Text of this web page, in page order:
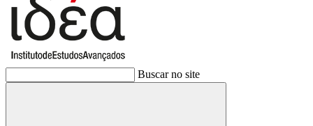
Buscar no site